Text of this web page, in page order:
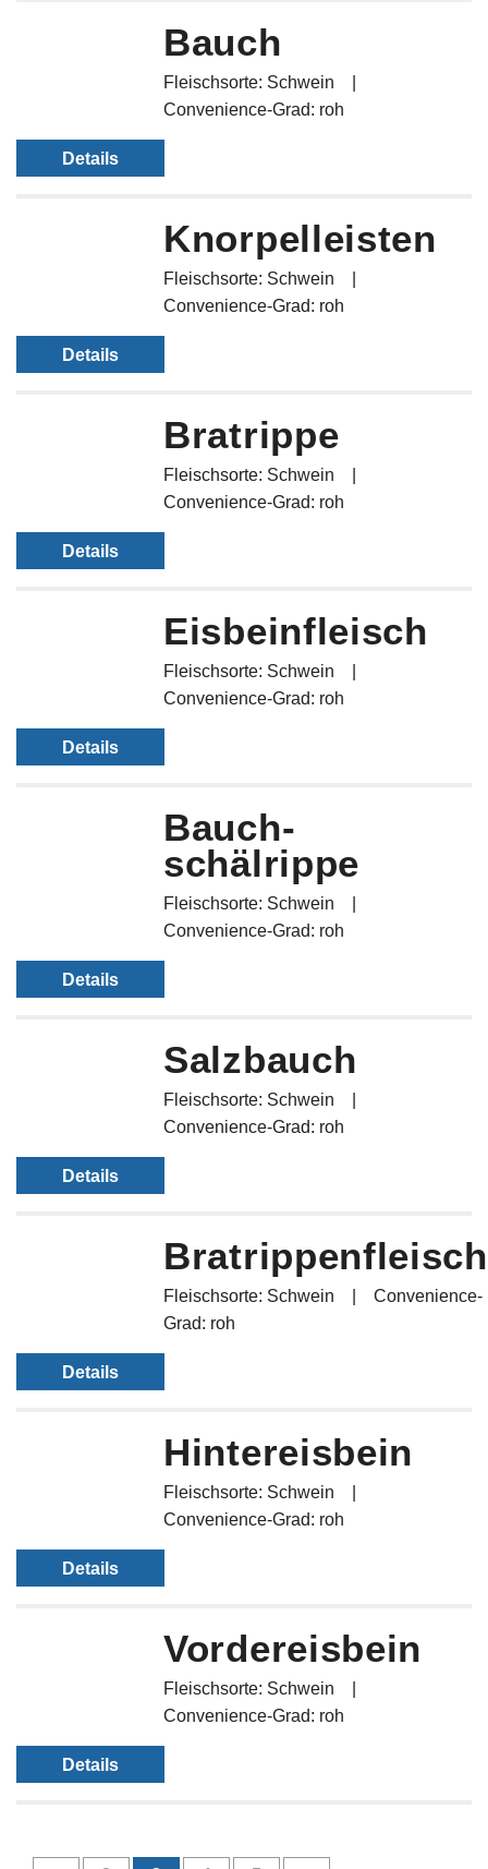
Bauch
Fleischsorte: Schwein
Convenience-Grad: roh
Details
Knorpelleisten
Fleischsorte: Schwein
Convenience-Grad: roh
Details
Bratrippe
Fleischsorte: Schwein
Convenience-Grad: roh
Details
Eisbeinfleisch
Fleischsorte: Schwein
Convenience-Grad: roh
Details
Bauch­
schälrippe
Fleischsorte: Schwein
Convenience-Grad: roh
Details
Salzbauch
Fleischsorte: Schwein
Convenience-Grad: roh
Details
Bratrippenfleisch
Fleischsorte: Schwein
Convenience-
Grad: roh
Details
Hintereisbein
Fleischsorte: Schwein
Convenience-Grad: roh
Details
Vordereisbein
Fleischsorte: Schwein
Convenience-Grad: roh
Details